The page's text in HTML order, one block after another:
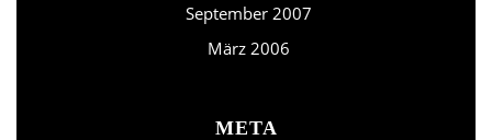
September 2007
März 2006
META